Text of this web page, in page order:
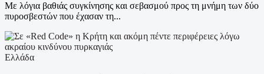
Με λόγια βαθιάς συγκίνησης και σεβασμού προς τη μνήμη των δύο
πυροσβεστών που έχασαν τη...
Ελλάδα